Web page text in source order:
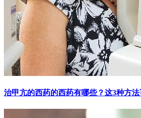
治甲亢的西药的西药有哪些？这3种方